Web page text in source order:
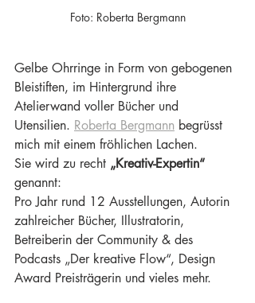
Foto: Roberta Bergmann
Gelbe Ohrringe in Form von gebogenen
Bleistiften, im Hintergrund ihre
Atelierwand voller Bücher und
Utensilien. Roberta Bergmann begrüsst
mich mit einem fröhlichen Lachen.
Sie wird zu recht „Kreativ-Expertin“
genannt:
Pro Jahr rund 12 Ausstellungen, Autorin
zahlreicher Bücher, Illustratorin,
Betreiberin der Community & des
Podcasts „Der kreative Flow“, Design
Award Preisträgerin und vieles mehr.